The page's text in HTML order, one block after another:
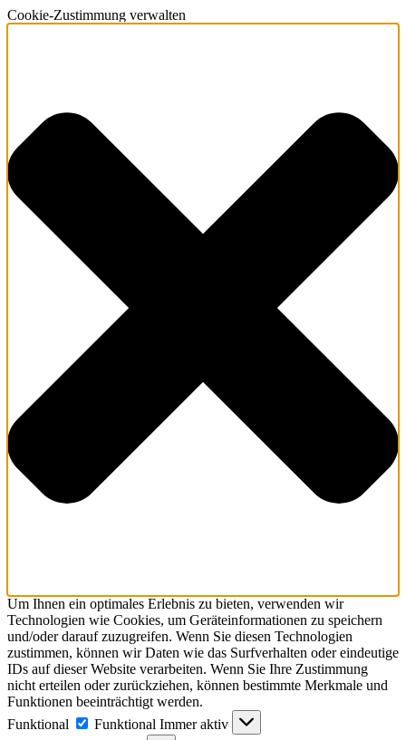
Cookie-Zustimmung verwalten
Um Ihnen ein optimales Erlebnis zu bieten, verwenden wir
Technologien wie Cookies, um Geräteinformationen zu speichern
und/oder darauf zuzugreifen. Wenn Sie diesen Technologien
zustimmen, können wir Daten wie das Surfverhalten oder eindeutige
IDs auf dieser Website verarbeiten. Wenn Sie Ihre Zustimmung
nicht erteilen oder zurückziehen, können bestimmte Merkmale und
Funktionen beeinträchtigt werden.
Funktional
Funktional Immer aktiv